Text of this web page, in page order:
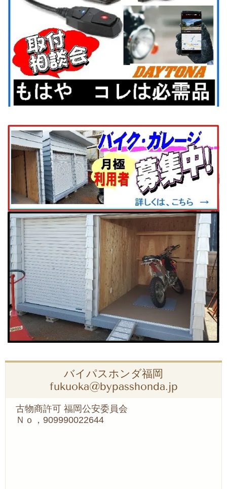
バイパスホンダ福岡
fukuoka@bypasshonda.jp
古物商許可 福岡公安委員会
Ｎｏ，909990022644